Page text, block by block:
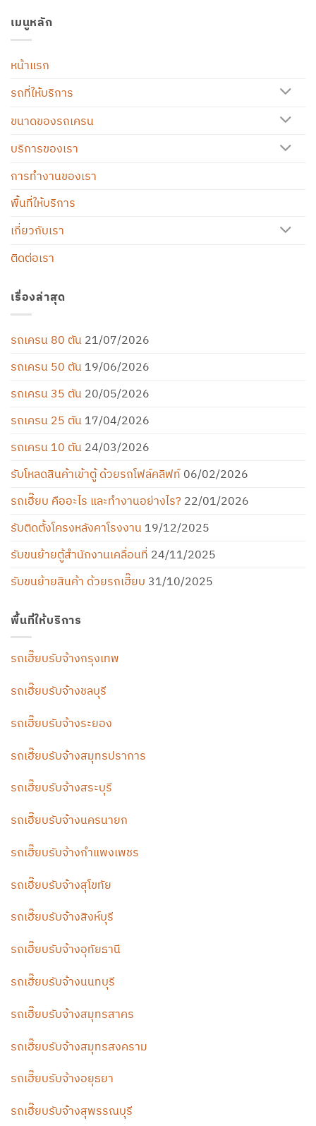
เมนูหลัก
หน้าแรก
รถที่ให้บริการ
ขนาดของรถเครน
บริการของเรา
การทำงานของเรา
พื้นที่ให้บริการ
เกี่ยวกับเรา
ติดต่อเรา
เรื่องล่าสุด
รถเครน 80 ตัน 21/07/2026
รถเครน 50 ตัน 19/06/2026
รถเครน 35 ตัน 20/05/2026
รถเครน 25 ตัน 17/04/2026
รถเครน 10 ตัน 24/03/2026
รับโหลดสินค้าเข้าตู้ ด้วยรถโฟล์คลิฟท์ 06/02/2026
รถเฮี๊ยบ คืออะไร และทำงานอย่างไร? 22/01/2026
รับติดตั้งโครงหลังคาโรงงาน 19/12/2025
รับขนย้ายตู้สำนักงานเคลื่อนที่ 24/11/2025
รับขนย้ายสินค้า ด้วยรถเฮี๊ยบ 31/10/2025
พื้นที่ให้บริการ
รถเฮี๊ยบรับจ้างกรุงเทพ
รถเฮี๊ยบรับจ้างชลบุรี
รถเฮี๊ยบรับจ้างระยอง
รถเฮี๊ยบรับจ้างสมุทรปราการ
รถเฮี๊ยบรับจ้างสระบุรี
รถเฮี๊ยบรับจ้างนครนายก
รถเฮี๊ยบรับจ้างกำแพงเพชร
รถเฮี๊ยบรับจ้างสุโขทัย
รถเฮี๊ยบรับจ้างสิงห์บุรี
รถเฮี๊ยบรับจ้างอุทัยธานี
รถเฮี๊ยบรับจ้างนนทบุรี
รถเฮี๊ยบรับจ้างสมุทรสาคร
รถเฮี๊ยบรับจ้างสมุทรสงคราม
รถเฮี๊ยบรับจ้างอยุธยา
รถเฮี๊ยบรับจ้างสุพรรณบุรี